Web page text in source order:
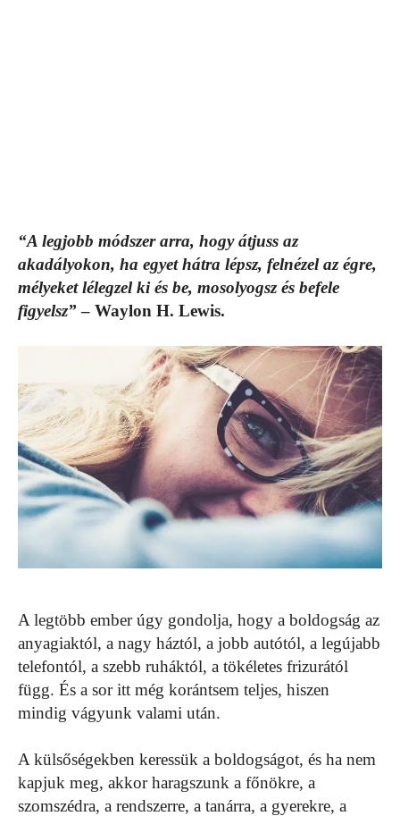
“A legjobb módszer arra, hogy átjuss az
akadályokon, ha egyet hátra lépsz, felnézel az égre,
mélyeket lélegzel ki és be, mosolyogsz és befele
figyelsz”– Waylon H. Lewis.
A legtöbb ember úgy gondolja, hogy a boldogság az
anyagiaktól, a nagy háztól, a jobb autótól, a legújabb
telefontól, a szebb ruháktól, a tökéletes frizurától
függ. És a sor itt még korántsem teljes, hiszen
mindig vágyunk valami után.
A külsőségekben keressük a boldogságot, és ha nem
kapjuk meg, akkor haragszunk a főnökre, a
szomszédra, a rendszerre, a tanárra, a gyerekre, a